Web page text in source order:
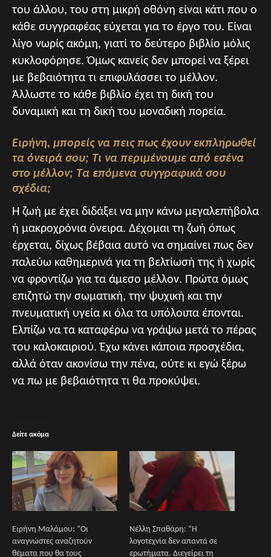
του άλλου, του στη μικρή οθόνη είναι κάτι που ο
κάθε συγγραφέας εύχεται για το έργο του. Είναι
λίγο νωρίς ακόμη, γιατί το δεύτερο βιβλίο μόλις
κυκλοφόρησε. Όμως κανείς δεν μπορεί να ξέρει
με βεβαιότητα τι επιφυλάσσει το μέλλον.
Άλλωστε το κάθε βιβλίο έχει τη δική του
δυναμική και τη δική του μοναδική πορεία.
Ειρήνη, μπορείς να πεις πως έχουν εκπληρωθεί
τα όνειρά σου; Τι να περιμένουμε από εσένα
στο μέλλον; Τα επόμενα συγγραφικά σου
σχέδια;
Η ζωή με έχει διδάξει να μην κάνω μεγαλεπήβολα
ή μακροχρόνια όνειρα. Δέχομαι τη ζωή όπως
έρχεται, δίχως βέβαια αυτό να σημαίνει πως δεν
παλεύω καθημερινά για τη βελτίωσή της ή χωρίς
να φροντίζω για τα άμεσο μέλλον. Πρώτα όμως
επιζητώ την σωματική, την ψυχική και την
πνευματική υγεία κι όλα τα υπόλοιπα έπονται.
Ελπίζω να τα καταφέρω να γράψω μετά το πέρας
του καλοκαιριού. Έχω κάνει κάποια προσχέδια,
αλλά όταν ακονίσω την πένα, ούτε κι εγώ ξέρω
να πω με βεβαιότητα τι θα προκύψει.
Δείτε ακόμα
Ειρήνη Μαλάμου: “Οι
αναγνώστες αναζητούν
θέματα που θα τους
Νέλλη Σπαθάρη: “Η
λογοτεχνία δεν απαντά σε
ερωτήματα. Διεγείρει τη